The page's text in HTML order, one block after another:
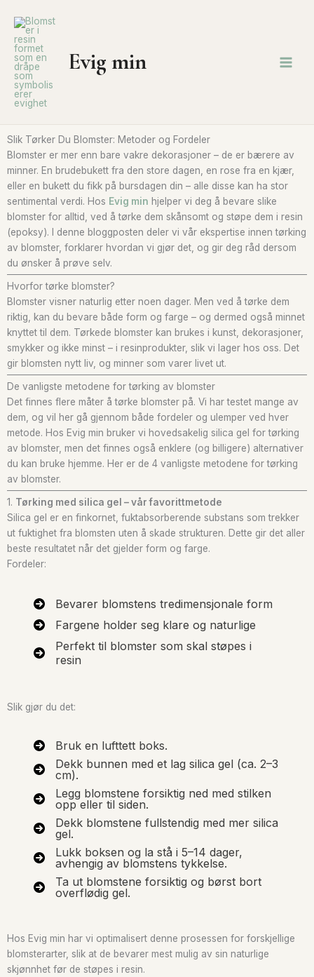
innholdet
Evig min
Slik Tørker Du Blomster: Metoder og Fordeler
Blomster er mer enn bare vakre dekorasjoner – de er bærere av
minner. En brudebukett fra den store dagen, en rose fra en kjær,
eller en bukett du fikk på bursdagen din – alle disse kan ha stor
sentimental verdi. Hos Evig min hjelper vi deg å bevare slike
blomster for alltid, ved å tørke dem skånsomt og støpe dem i resin
(epoksy). I denne bloggposten deler vi vår ekspertise innen tørking
av blomster, forklarer hvordan vi gjør det, og gir deg råd dersom
du ønsker å prøve selv.
Hvorfor tørke blomster?
Blomster visner naturlig etter noen dager. Men ved å tørke dem
riktig, kan du bevare både form og farge – og dermed også minnet
knyttet til dem. Tørkede blomster kan brukes i kunst, dekorasjoner,
smykker og ikke minst – i resinprodukter, slik vi lager hos oss. Det
gir blomsten nytt liv, og minner som varer livet ut.
De vanligste metodene for tørking av blomster
Det finnes flere måter å tørke blomster på. Vi har testet mange av
dem, og vil her gå gjennom både fordeler og ulemper ved hver
metode. Hos Evig min bruker vi hovedsakelig silica gel for tørking
av blomster, men det finnes også enklere (og billigere) alternativer
du kan bruke hjemme. Her er de 4 vanligste metodene for tørking
av blomster.
1. Tørking med silica gel – vår favorittmetode
Silica gel er en finkornet, fuktabsorberende substans som trekker
ut fuktighet fra blomsten uten å skade strukturen. Dette gir det aller
beste resultatet når det gjelder form og farge.
Fordeler:
Bevarer blomstens tredimensjonale form
Fargene holder seg klare og naturlige
Perfekt til blomster som skal støpes i
resin
Slik gjør du det:
Bruk en lufttett boks.
Dekk bunnen med et lag silica gel (ca. 2–3
cm).
Legg blomstene forsiktig ned med stilken
opp eller til siden.
Dekk blomstene fullstendig med mer silica
gel.
Lukk boksen og la stå i 5–14 dager,
avhengig av blomstens tykkelse.
Ta ut blomstene forsiktig og børst bort
overflødig gel.
Hos Evig min har vi optimalisert denne prosessen for forskjellige
blomsterarter, slik at de bevarer mest mulig av sin naturlige
skjønnhet før de støpes i resin.